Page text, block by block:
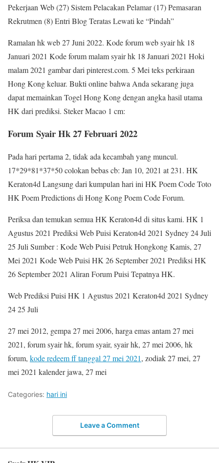
Pekerjaan Web (27) Sistem Pelacakan Pelamar (17) Pemasaran
Rekrutmen (8) Entri Blog Teratas Lewati ke “Pindah”
Ramalan hk web 27 Juni 2022. Kode forum web syair hk 18
Januari 2021 Kode forum malam syair hk 18 Januari 2021 Hoki
malam 2021 gambar dari pinterest.com. 5 Mei teks perkiraan
Hong Kong keluar. Bukti online bahwa Anda sekarang juga
dapat memainkan Togel Hong Kong dengan angka hasil utama
HK dari prediksi. Steker Macao 1 cm:
Forum Syair Hk 27 Februari 2022
Pada hari pertama 2, tidak ada kecambah yang muncul.
17*29*81*37*50 colokan bebas cb: Jan 10, 2021 at 231. HK
Keraton4d Langsung dari kumpulan hari ini HK Poem Code Toto
HK Poem Predictions di Hong Kong Poem Code Forum.
Periksa dan temukan semua HK Keraton4d di situs kami. HK 1
Agustus 2021 Prediksi Web Puisi Keraton4d 2021 Sydney 24 Juli
25 Juli Sumber : Kode Web Puisi Petruk Hongkong Kamis, 27
Mei 2021 Kode Web Puisi HK 26 September 2021 Prediksi HK
26 September 2021 Aliran Forum Puisi Tepatnya HK.
Web Prediksi Puisi HK 1 Agustus 2021 Keraton4d 2021 Sydney
24 25 Juli
27 mei 2012, gempa 27 mei 2006, harga emas antam 27 mei
2021, forum syair hk, forum syair, syair hk, 27 mei 2006, hk
forum, kode redeem ff tanggal 27 mei 2021, zodiak 27 mei, 27
mei 2021 kalender jawa, 27 mei
Categories: hari ini
Leave a Comment